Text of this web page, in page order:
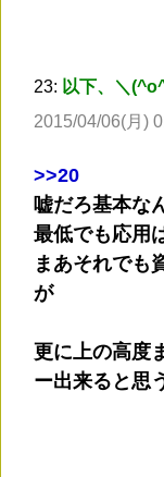
23: 以下、＼
2015/04/06(月)
>>20
嘘だろ基本な
最低でも応用
まあそれでも
が
更に上の高度
ー出来ると思